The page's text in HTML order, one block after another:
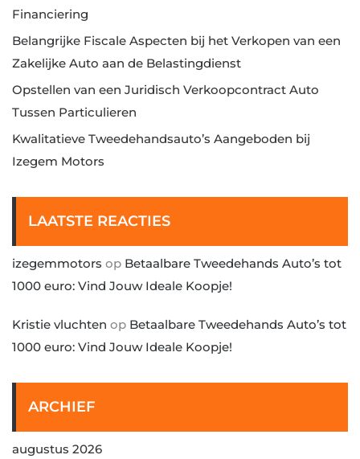
Financiering
Belangrijke Fiscale Aspecten bij het Verkopen van een
Zakelijke Auto aan de Belastingdienst
Opstellen van een Juridisch Verkoopcontract Auto
Tussen Particulieren
Kwalitatieve Tweedehandsauto’s Aangeboden bij
Izegem Motors
LAATSTE REACTIES
izegemmotors op Betaalbare Tweedehands Auto’s tot
1000 euro: Vind Jouw Ideale Koopje!
Kristie vluchten op Betaalbare Tweedehands Auto’s tot
1000 euro: Vind Jouw Ideale Koopje!
ARCHIEF
augustus 2026